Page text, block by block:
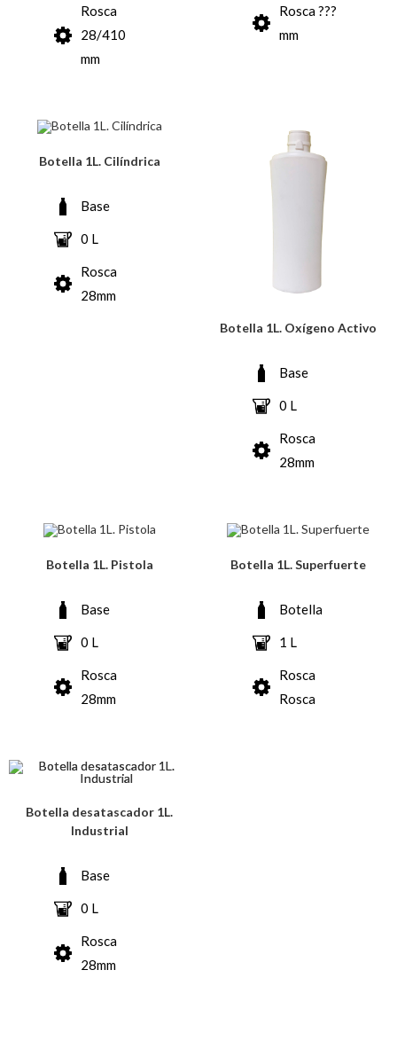
Rosca
28/410
mm
Rosca ???
mm
Botella 1L. Cilíndrica
Base
0 L
Rosca
28mm
Botella 1L. Oxígeno Activo
Base
0 L
Rosca
28mm
Botella 1L. Pistola
Base
0 L
Rosca
28mm
Botella 1L. Superfuerte
Botella
1 L
Rosca
Rosca
Botella desatascador 1L.
Industrial
Base
0 L
Rosca
28mm